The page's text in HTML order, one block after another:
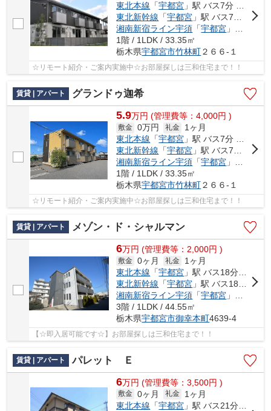
東北本線 「宇都宮 」駅 バス7分 「竹林保育園入口」 停歩3分
東北新幹線 「宇都宮 」駅 バス7分 「竹林保育園入口」 停歩3分
湘南新宿ライン宇須 「宇都宮 」駅 バス7分 「竹林保育園入口」 停歩3分
1階 / 1LDK / 33.35㎡
栃木県宇都宮市竹林町２６６-１
☆リモート紹介・ご案内実施中☆お部屋探しは三和住宅まで！！
賃貸 | アパート グランドゥ迦希
5.9万円 (管理費等：4,000円 )
敷金 0万円 礼金
1ヶ月
東北本線 「宇都宮 」駅 バス7分 「竹林保育園入口」 停歩3分
東北新幹線 「宇都宮 」駅 バス7分 「竹林保育園入口」 停歩3分
湘南新宿ライン宇須 「宇都宮 」駅 バス7分 「竹林保育園入口」 停歩3分
1階 / 1LDK / 33.35㎡
栃木県宇都宮市竹林町２６６-１
☆リモート紹介・ご案内実施中☆お部屋探しは三和住宅まで！！
賃貸 | アパート メゾン・ド・シャルマン
6万円 (管理費等：2,000円 )
敷金 0ヶ月 礼金
1ヶ月
東北本線 「宇都宮 」駅 バス18分 「御幸小学校入口」 停歩5分
東北新幹線 「宇都宮 」駅 バス18分 「御幸小学校入口」 停歩5分
湘南新宿ライン宇須 「宇都宮 」駅 バス18分 「御幸小学校入口」 停歩5分
3階 / 1LDK / 44.55㎡
栃木県宇都宮市御幸本町4639-4
【☆即入居可能です☆】お部屋探しは三和住宅まで！！
賃貸 | アパート パレット Ｅ
6万円 (管理費等：3,500円 )
敷金 0ヶ月 礼金
1ヶ月
東北本線 「宇都宮 」駅 バス21分 「御幸ヶ原南」 停歩6分